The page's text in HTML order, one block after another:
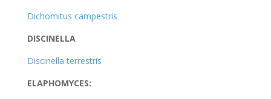
Dichomitus campestris
DISCINELLA
Discinella terrestris
ELAPHOMYCES: